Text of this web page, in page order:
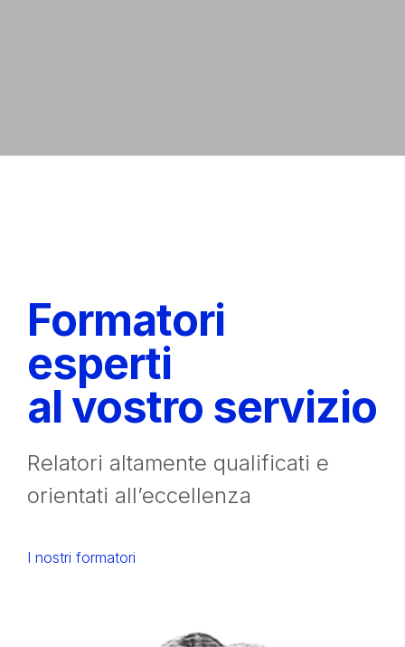
Formatori
esperti
al vostro servizio
Relatori altamente qualificati e
orientati all’eccellenza
I nostri formatori